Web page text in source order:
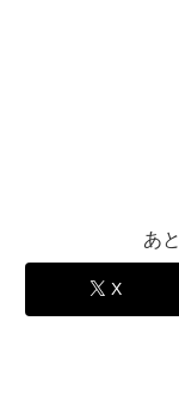
あ
X